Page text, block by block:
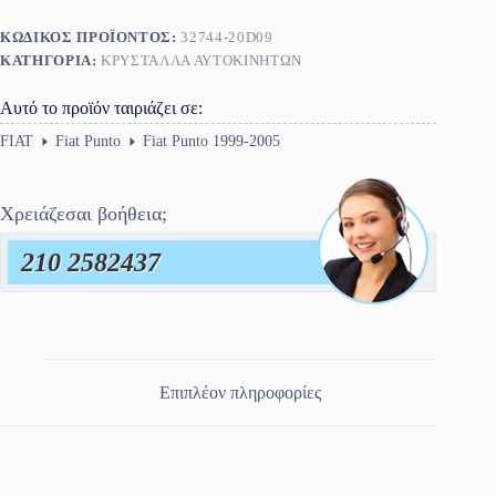
ΚΩΔΙΚΌΣ ΠΡΟΪΌΝΤΟΣ:32744-20D09
ΚΑΤΗΓΟΡΊΑ:ΚΡΎΣΤΑΛΛΑ ΑΥΤΟΚΙΝΉΤΩΝ
Αυτό το προϊόν ταιριάζει σε:
FIAT Fiat Punto Fiat Punto 1999-2005
Χρειάζεσαι βοήθεια;
210 2582437
Επιπλέον πληροφορίες